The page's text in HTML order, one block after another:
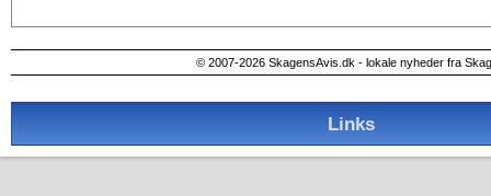
© 2007-2026 SkagensAvis.dk - lokale nyheder fra
Links